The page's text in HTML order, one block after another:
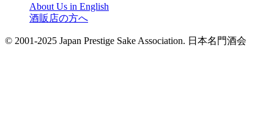
About Us in English
酒販店の方へ
© 2001-2025 Japan Prestige Sake Association. 日本名門酒会